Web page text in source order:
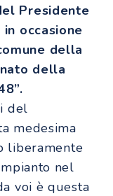
Presidente
occasione
della
della
del
medesima
liberamente
nel
voi è questa